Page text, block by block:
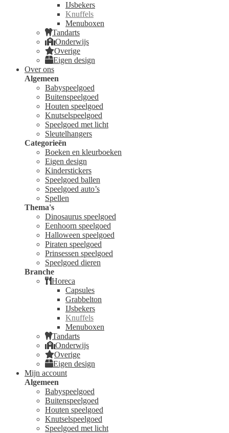
IJsbekers
Knuffels
Menuboxen
Tandarts
Onderwijs
Overige
Eigen design
Over ons
Algemeen
Babyspeelgoed
Buitenspeelgoed
Houten speelgoed
Knutselspeelgoed
Speelgoed met licht
Sleutelhangers
Categorieën
Boeken en kleurboeken
Eigen design
Kinderstickers
Speelgoed ballen
Speelgoed auto’s
Spellen
Thema's
Dinosaurus speelgoed
Eenhoorn speelgoed
Halloween speelgoed
Piraten speelgoed
Prinsessen speelgoed
Speelgoed dieren
Branche
Horeca
Capsules
Grabbelton
IJsbekers
Knuffels
Menuboxen
Tandarts
Onderwijs
Overige
Eigen design
Mijn account
Algemeen
Babyspeelgoed
Buitenspeelgoed
Houten speelgoed
Knutselspeelgoed
Speelgoed met licht